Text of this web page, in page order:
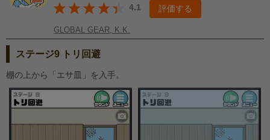
4.1 評価する
GLOBAL GEAR, K.K.
ステージ9 トリ回避
棚の上から「エサ皿」を入手。